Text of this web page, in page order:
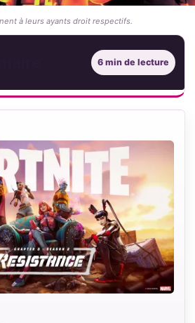
à leurs ayants droit respectifs.
6 min de lecture